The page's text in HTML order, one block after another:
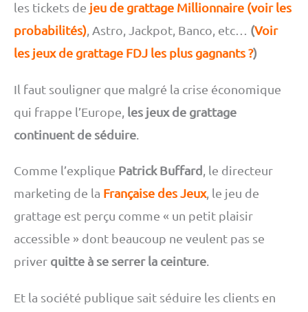
les tickets de jeu de grattage Millionnaire (voir les
probabilités) , Astro, Jackpot, Banco, etc… (Voir
les jeux de grattage FDJ les plus gagnants ?)
Il faut souligner que malgré la crise économique
qui frappe l’Europe, les jeux de grattage
continuent de séduire
Comme l’explique Patrick Buffard, le directeur
marketing de la Française des Jeux, le jeu de
grattage est perçu comme « un petit plaisir
accessible » dont beaucoup ne veulent pas se
priver quitte à se serrer la ceinture.
Et la société publique sait séduire les clients en